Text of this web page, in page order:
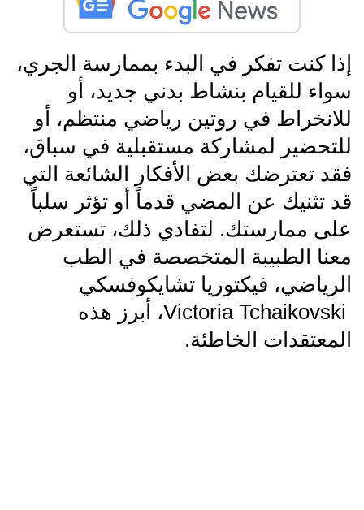
إذا كنت تفكر في البدء بممارسة الجري،
سواء للقيام بنشاط بدني جديد، أو
للانخراط في روتين رياضي منتظم، أو
للتحضير لمشاركة مستقبلية في سباق،
فقد تعترضك بعض الأفكار الشائعة التي
قد تثنيك عن المضي قدماً أو تؤثر سلباً
على ممارستك. لتفادي ذلك، تستعرض
معنا الطبيبة المتخصصة في الطب
الرياضي، فيكتوريا تشايكوفسكي
Victoria Tchaikovski ‎، أبرز هذه
المعتقدات الخاطئة.